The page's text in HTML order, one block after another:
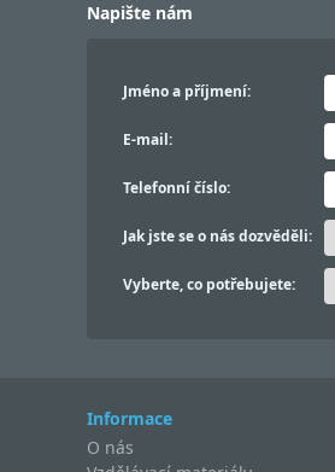
Napište nám
Jméno a příjmení:
E-mail:
Telefonní číslo:
Jak jste se o nás dozvěděli:
Vyberte, co potřebujete:
Informace
O nás